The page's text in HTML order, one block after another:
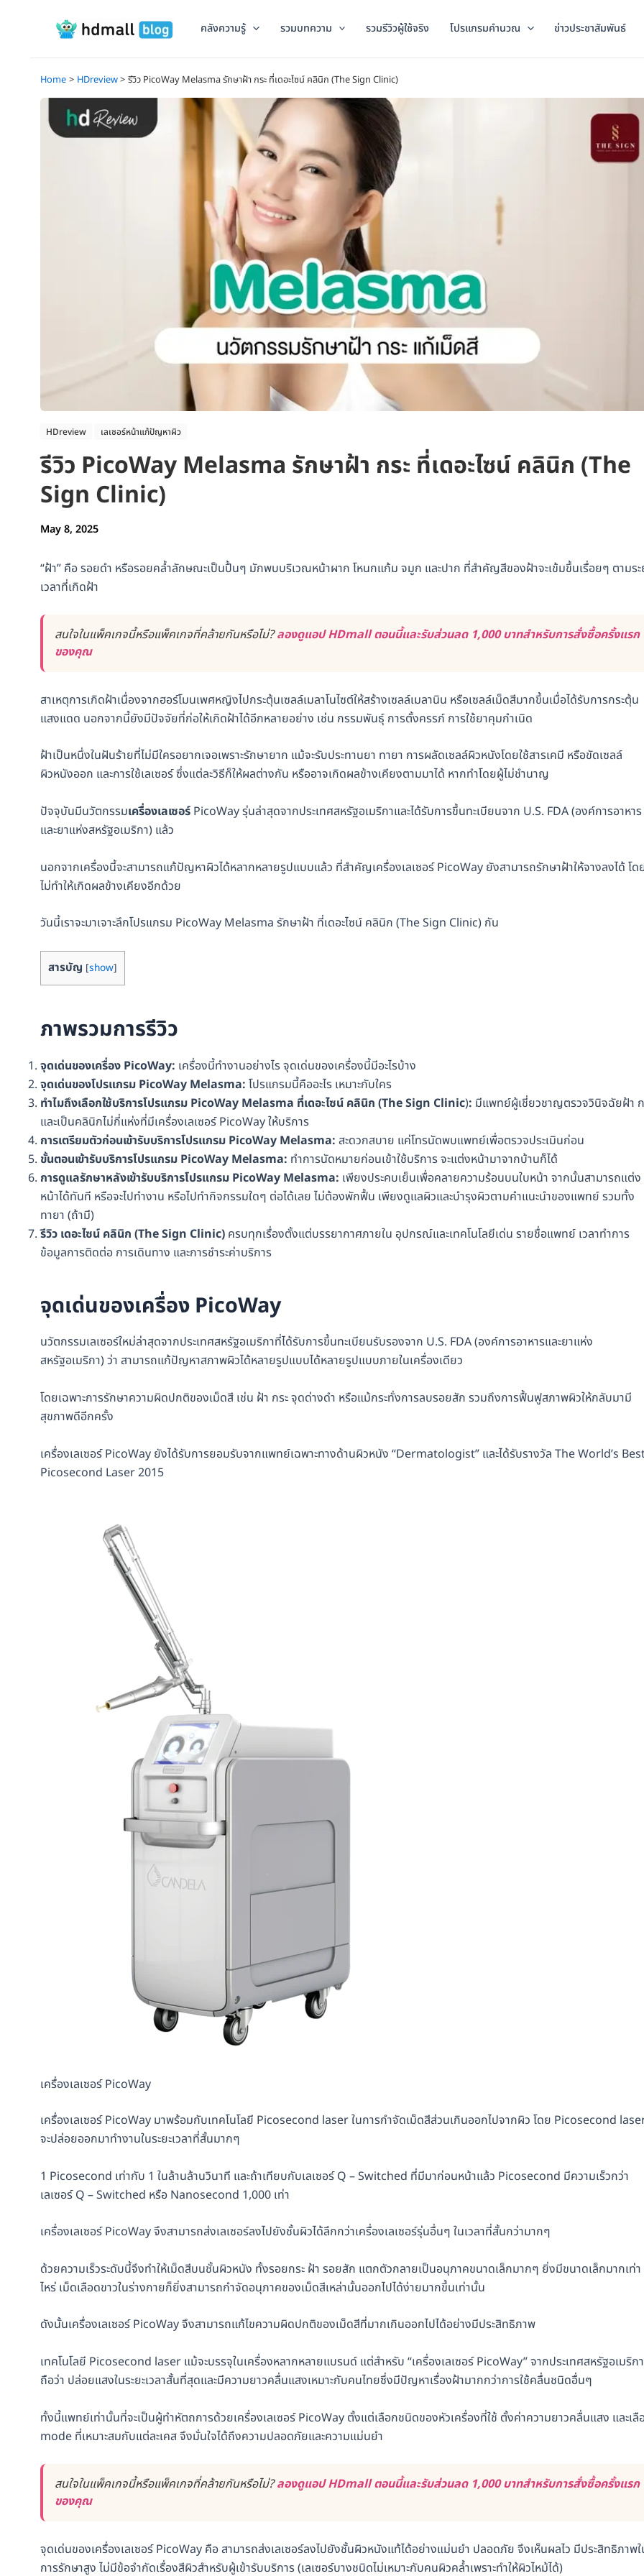
คลังความรู้ รวมบทความ รวมรีวิวผู้ใช้จริง โปรแกรมคำนวณ ข่าวประชาสัมพันธ์
Home HDreview รีวิว PicoWay Melasma รักษาฝ้า กระ ที่เดอะไซน์ คลินิก (The Sign Clinic)
HDreview เลเซอร์หน้าแก้ปัญหาผิว
รีวิว PicoWay Melasma รักษาฝ้า กระ ที่เดอะไซน์ คลินิก (The
Sign Clinic)
May 8, 2025
“ฝ้า” คือ รอยดำ หรือรอยคล้ำลักษณะเป็นปื้นๆ มักพบบริเวณหน้าผาก โหนกแก้ม จมูก และปาก ที่สำคัญสีของฝ้าจะเข้มขึ้นเรื่อยๆ ตามระ
เวลาที่เกิดฝ้า
สนใจในแพ็คเกจนี้หรือแพ็คเกจที่คล้ายกันหรือไม่?ลองดูแอป HDmall ตอนนี้และรับส่วนลด 1,000 บาทสำหรับการสั่งซื้อครั้งแรก
ของคุณ
สาเหตุการเกิดฝ้าเนื่องจากฮอร์โมนเพศหญิงไปกระตุ้นเซลล์เมลาโนไซต์ให้สร้างเซลล์เมลานิน หรือเซลล์เม็ดสีมากขึ้นเมื่อได้รับการกระตุ้น
แสงแดด นอกจากนี้ยังมีปัจจัยที่ก่อให้เกิดฝ้าได้อีกหลายอย่าง เช่น กรรมพันธุ์ การตั้งครรภ์ การใช้ยาคุมกำเนิด
ฝ้าเป็นหนึ่งในฝันร้ายที่ไม่มีใครอยากเจอเพราะรักษายาก แม้จะรับประทานยา ทายา การผลัดเซลล์ผิวหนังโดยใช้สารเคมี หรือขัดเซลล์
ผิวหนังออก และการใช้เลเซอร์ ซึ่งแต่ละวิธีก็ให้ผลต่างกัน หรืออาจเกิดผลข้างเคียงตามมาได้ หากทำโดยผู้ไม่ชำนาญ
ปัจจุบันมีนวัตกรรมเครื่องเลเซอร์ PicoWay รุ่นล่าสุดจากประเทศสหรัฐอเมริกาและได้รับการขึ้นทะเบียนจาก U.S. FDA (องค์การอาหาร
และยาแห่งสหรัฐอเมริกา) แล้ว
นอกจากเครื่องนี้จะสามารถแก้ปัญหาผิวได้หลากหลายรูปแบบแล้ว ที่สำคัญเครื่องเลเซอร์ PicoWay ยังสามารถรักษาฝ้าให้จางลงได้ โด
ไม่ทำให้เกิดผลข้างเคียงอีกด้วย
วันนี้เราจะมาเจาะลึกโปรแกรม PicoWay Melasma รักษาฝ้า ที่เดอะไซน์ คลินิก (The Sign Clinic) กัน
สารบัญ [show]
ภาพรวมการรีวิว
จุดเด่นของเครื่อง PicoWay: เครื่องนี้ทำงานอย่างไร จุดเด่นของเครื่องนี้มีอะไรบ้าง
จุดเด่นของโปรแกรม PicoWay Melasma: โปรแกรมนี้คืออะไร เหมาะกับใคร
ทำไมถึงเลือกใช้บริการโปรแกรม PicoWay Melasma ที่เดอะไซน์ คลินิก (The Sign Clinic): มีแพทย์ผู้เชี่ยวชาญตรวจวินิจฉัยฝ้า
และเป็นคลินิกไม่กี่แห่งที่มีเครื่องเลเซอร์ PicoWay ให้บริการ
การเตรียมตัวก่อนเข้ารับบริการโปรแกรม PicoWay Melasma: สะดวกสบาย แค่โทรนัดพบแพทย์เพื่อตรวจประเมินก่อน
ขั้นตอนเข้ารับบริการโปรแกรม PicoWay Melasma: ทำการนัดหมายก่อนเข้าใช้บริการ จะแต่งหน้ามาจากบ้านก็ได้
การดูแลรักษาหลังเข้ารับบริการโปรแกรม PicoWay Melasma: เพียงประคบเย็นเพื่อคลายความร้อนบนใบหน้า จากนั้นสามารถแต่ง
หน้าได้ทันที หรือจะไปทำงาน หรือไปทำกิจกรรมใดๆ ต่อได้เลย ไม่ต้องพักฟื้น เพียงดูแลผิวและบำรุงผิวตามคำแนะนำของแพทย์ รวมทั้ง
ทายา (ถ้ามี)
รีวิว เดอะไซน์ คลินิก (The Sign Clinic) ครบทุกเรื่องตั้งแต่บรรยากาศภายใน อุปกรณ์และเทคโนโลยีเด่น รายชื่อแพทย์ เวลาทำการ
ข้อมูลการติดต่อ การเดินทาง และการชำระค่าบริการ
จุดเด่นของเครื่อง PicoWay
นวัตกรรมเลเซอร์ใหม่ล่าสุดจากประเทศสหรัฐอเมริกาที่ได้รับการขึ้นทะเบียนรับรองจาก U.S. FDA (องค์การอาหารและยาแห่ง
สหรัฐอเมริกา) ว่า สามารถแก้ปัญหาสภาพผิวได้หลายรูปแบบได้หลายรูปแบบภายในเครื่องเดียว
โดยเฉพาะการรักษาความผิดปกติของเม็ดสี เช่น ฝ้า กระ จุดด่างดำ หรือแม้กระทั่งการลบรอยสัก รวมถึงการฟื้นฟูสภาพผิวให้กลับมามี
สุขภาพดีอีกครั้ง
เครื่องเลเซอร์ PicoWay ยังได้รับการยอมรับจากแพทย์เฉพาะทางด้านผิวหนัง “Dermatologist” และได้รับรางวัล The World’s
Picosecond Laser 2015
เครื่องเลเซอร์ PicoWay
เครื่องเลเซอร์ PicoWay มาพร้อมกับเทคโนโลยี Picosecond laser ในการกำจัดเม็ดสีส่วนเกินออกไปจากผิว โดย Picosecond
จะปล่อยออกมาทำงานในระยะเวลาที่สั้นมากๆ
1 Picosecond เท่ากับ 1 ในล้านล้านวินาที และถ้าเทียบกับเลเซอร์ Q – Switched ที่มีมาก่อนหน้าแล้ว Picosecond มีความเร็วกว่า
เลเซอร์ Q – Switched หรือ Nanosecond 1,000 เท่า
เครื่องเลเซอร์ PicoWay จึงสามารถส่งเลเซอร์ลงไปยังชั้นผิวได้ลึกกว่าเครื่องเลเซอร์รุ่นอื่นๆ ในเวลาที่สั้นกว่ามากๆ
ด้วยความเร็วระดับนี้จึงทำให้เม็ดสีบนชั้นผิวหนัง ทั้งรอยกระ ฝ้า รอยสัก แตกตัวกลายเป็นอนุภาคขนาดเล็กมากๆ ยิ่งมีขนาดเล็กมากเท่า
ไหร่ เม็ดเลือดขาวในร่างกายก็ยิ่งสามารถกำจัดอนุภาคของเม็ดสีเหล่านั้นออกไปได้ง่ายมากขึ้นเท่านั้น
ดังนั้นเครื่องเลเซอร์ PicoWay จึงสามารถแก้ไขความผิดปกติของเม็ดสีที่มากเกินออกไปได้อย่างมีประสิทธิภาพ
เทคโนโลยี Picosecond laser แม้จะบรรจุในเครื่องหลากหลายแบรนด์ แต่สำหรับ “เครื่องเลเซอร์ PicoWay” จากประเทศสหรัฐอเมริกา
ถือว่า ปล่อยแสงในระยะเวลาสั้นที่สุดและมีความยาวคลื่นแสงเหมาะกับคนไทยซึ่งมีปัญหาเรื่องฝ้ามากกว่าการใช้คลื่นชนิดอื่นๆ
ทั้งนี้แพทย์เท่านั้นที่จะเป็นผู้ทำหัตถการด้วยเครื่องเลเซอร์ PicoWay ตั้งแต่เลือกชนิดของหัวเครื่องที่ใช้ ตั้งค่าความยาวคลื่นแสง และเลื
mode ที่เหมาะสมกับแต่ละเคส จึงมั่นใจได้ถึงความปลอดภัยและความแม่นยำ
สนใจในแพ็คเกจนี้หรือแพ็คเกจที่คล้ายกันหรือไม่?ลองดูแอป HDmall ตอนนี้และรับส่วนลด 1,000 บาทสำหรับการสั่งซื้อครั้งแรก
ของคุณ
จุดเด่นของเครื่องเลเซอร์ PicoWay คือ สามารถส่งเลเซอร์ลงไปยังชั้นผิวหนังแท้ได้อย่างแม่นยำ ปลอดภัย จึงเห็นผลไว มีประสิทธิภาพ
การรักษาสูง ไม่มีข้อจำกัดเรื่องสีผิวสำหรับผู้เข้ารับบริการ (เลเซอร์บางชนิดไม่เหมาะกับคนผิวคล้ำเพราะทำให้ผิวไหม้ได้)